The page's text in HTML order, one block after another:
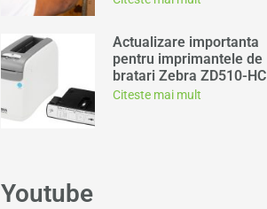
Actualizare importanta
pentru imprimantele de
bratari Zebra ZD510-HC
Citeste mai mult
Youtube